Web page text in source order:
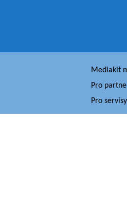
Mediakit
Pro
Pro servisy